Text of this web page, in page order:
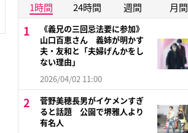
1時間 24時間 週間 月間
《義兄の三回忌法要に参加》
山口百恵さん 義姉が明かす
夫・友和と「夫婦げんかをし
ない理由」
2026/04/02 11:00
菅野美穂長男がイケメンすぎ
ると話題 公園で堺雅人より
有名人